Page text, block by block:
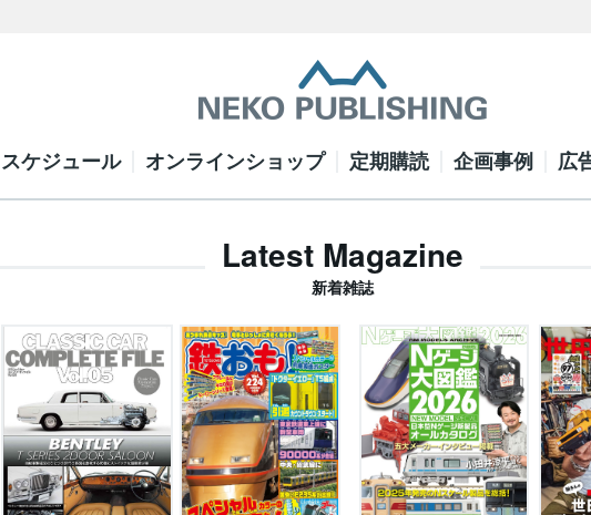
スケジュール オンラインショップ 定期購読 企画事例 広
Latest Magazine
新着雑誌